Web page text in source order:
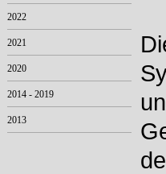
2022
2021
2020
2014 - 2019
2013